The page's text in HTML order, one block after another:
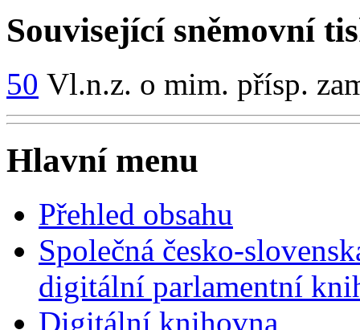
Související sněmovní
50 Vl.n.z. o mim. přísp.
Hlavní menu
Přehled obsahu
Společná česko-
digitální parlamentní
Digitální knihovna